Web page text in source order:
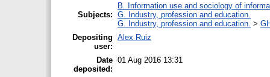
Subjects:
B. Information use and sociology of
G. Industry, profession and education.
G. Industry, profession and education. >
Depositing
user:
Alex Ruiz
Date
deposited:
01 Aug 2016 13:31